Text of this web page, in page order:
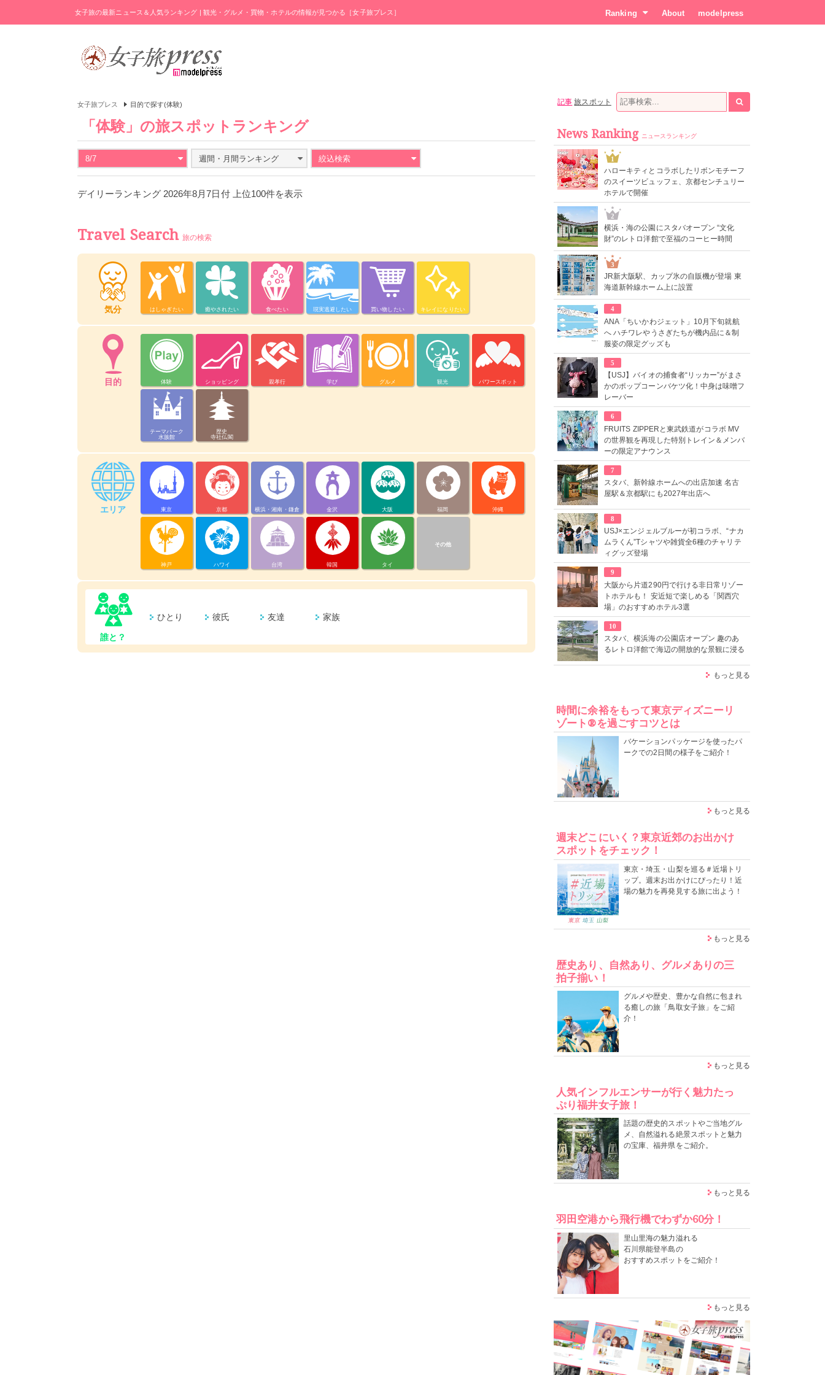
女子旅の最新ニュース＆人気ランキング | 観光・グルメ・買物・ホテルの情報が見つかる［女子旅プレス］ Ranking About modelpress
女子旅プレス 目的で探す(体験)
「体験」の旅スポットランキング
8/7 週間・月間ランキング 絞込検索
デイリーランキング 2026年8月7日付 上位100件を表示
Travel Search 旅の検索
気分 はしゃぎたい 癒やされたい 食べたい 現実逃避したい 買い物したい キレイになりたい
目的 体験 ショッピング 親孝行 学び グルメ 観光 パワースポット
テーマパーク
水族館
歴史
寺社仏閣
エリア 東京 京都 横浜・湘南・鎌倉 金沢 大阪 福岡 沖縄
神戸 ハワイ 台湾 韓国 タイ
その他
誰と？
ひとり 彼氏 友達 家族
記事 旅スポット
News Ranking ニュースランキング
1
ハローキティとコラボしたリボンモチーフ
のスイーツビュッフェ、京都センチュリー
ホテルで開催
2
横浜・海の公園にスタバオープン “文化
財”のレトロ洋館で至福のコーヒー時間
3
JR新大阪駅、カップ氷の自販機が登場 東
海道新幹線ホーム上に設置
4
ANA「ちいかわジェット」10月下旬就航
へ ハチワレやうさぎたちが機内品に＆制
服姿の限定グッズも
5
【USJ】バイオの捕食者“リッカー”がまさ
かのポップコーンバケツ化！中身は味噌フ
レーバー
6
FRUITS ZIPPERと東武鉄道がコラボ MV
の世界観を再現した特別トレイン＆メンバ
ーの限定アナウンス
7
スタバ、新幹線ホームへの出店加速 名古
屋駅＆京都駅にも2027年出店へ
8
USJ×エンジェルブルーが初コラボ、“ナカ
ムラくん”Tシャツや雑貨全6種のチャリテ
ィグッズ登場
9
大阪から片道290円で行ける非日常リゾー
トホテルも！ 安近短で楽しめる「関西穴
場」のおすすめホテル3選
10
スタバ、横浜海の公園店オープン 趣のあ
るレトロ洋館で海辺の開放的な景観に浸る
もっと見る
時間に余裕をもって東京ディズニーリ
ゾート®を過ごすコツとは
バケーションパッケージを使ったパ
ークでの2日間の様子をご紹介！
もっと見る
週末どこにいく？東京近郊のお出かけ
スポットをチェック！
東京・埼玉・山梨を巡る＃近場トリ
ップ。週末お出かけにぴったり！近
場の魅力を再発見する旅に出よう！
もっと見る
歴史あり、自然あり、グルメありの三
拍子揃い！
グルメや歴史、豊かな自然に包まれ
る癒しの旅「鳥取女子旅」をご紹
介！
もっと見る
人気インフルエンサーが行く魅力たっ
ぷり福井女子旅！
話題の歴史的スポットやご当地グル
メ、自然溢れる絶景スポットと魅力
の宝庫、福井県をご紹介。
もっと見る
羽田空港から飛行機でわずか60分！
里山里海の魅力溢れる
石川県能登半島の
おすすめスポットをご紹介！
もっと見る